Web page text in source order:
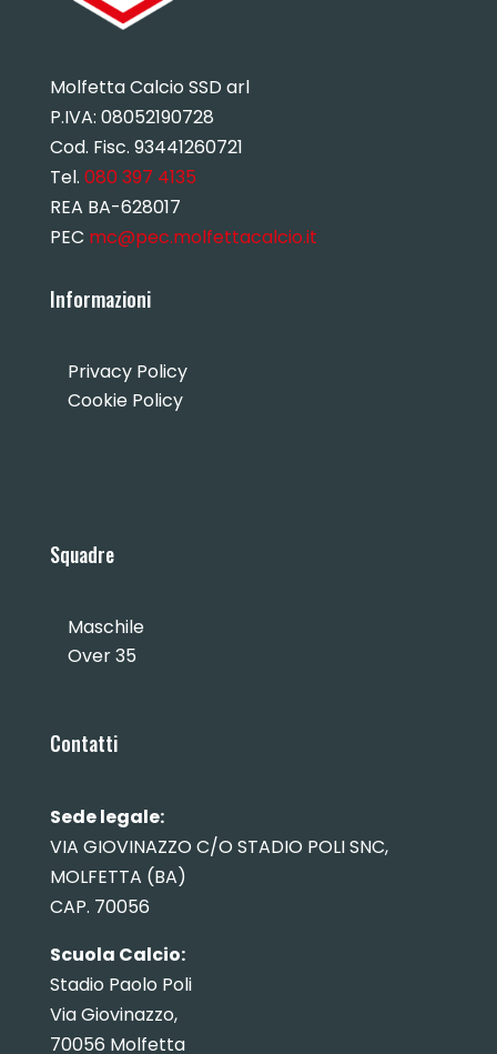
Molfetta Calcio SSD arl
P.IVA: 08052190728
Cod. Fisc. 93441260721
Tel. 080 397 4135
REA BA-628017
PEC mc@pec.molfettacalcio.it
Informazioni
Privacy Policy
Cookie Policy
Squadre
Maschile
Over 35
Contatti
Sede legale:
VIA GIOVINAZZO C/O STADIO POLI SNC,
MOLFETTA (BA)
CAP. 70056
Scuola Calcio:
Stadio Paolo Poli
Via Giovinazzo,
70056 Molfetta